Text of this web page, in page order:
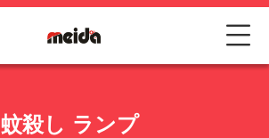
蚊殺し ランプ